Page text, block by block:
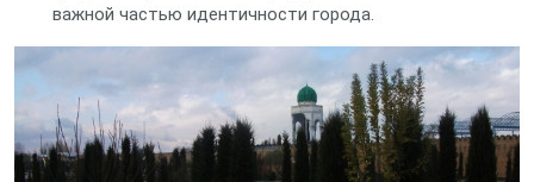
важной частью идентичности города.